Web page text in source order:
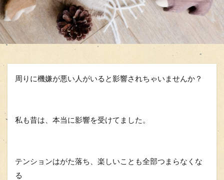
周りに機嫌が悪い人がいると影響されちゃいませんか？
私も昔は、本当に影響を受けてました。
テンションはがた落ち、楽しいことも全部つまらなくな
る